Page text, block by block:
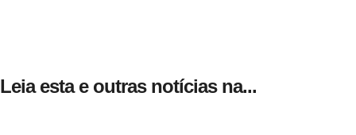
Leia esta e outras notícias na...